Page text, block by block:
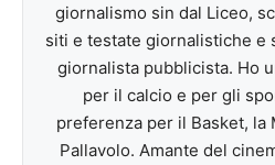
giornalismo sin dal Liceo,
siti e testate giornalistiche e
giornalista pubblicista. Ho
per il calcio e per gli
preferenza per il Basket, la
Pallavolo. Amante del